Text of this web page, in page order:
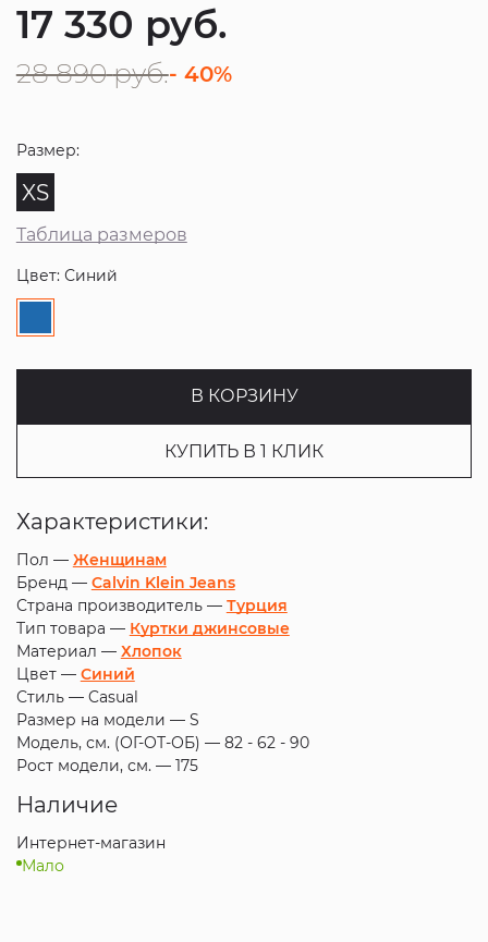
17 330 руб.
28 890 руб.- 40%
Размер:
XS
Таблица размеров
Цвет: Синий
В КОРЗИНУ
КУПИТЬ В 1 КЛИК
Характеристики:
Пол — Женщинам
Бренд — Calvin Klein Jeans
Страна производитель — Турция
Тип товара — Куртки джинсовые
Материал — Хлопок
Цвет — Синий
Стиль — Casual
Размер на модели — S
Модель, см. (ОГ-ОТ-ОБ) — 82 - 62 - 90
Рост модели, см. — 175
Наличие
Интернет-магазин
Мало